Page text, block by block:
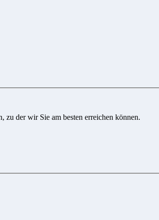
zu der wir Sie am besten erreichen können.